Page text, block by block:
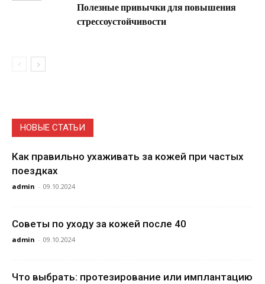
Полезные привычки для повышения
стрессоустойчивости
НОВЫЕ СТАТЬИ
Как правильно ухаживать за кожей при частых
поездках
admin - 09.10.2024
Советы по уходу за кожей после 40
admin - 09.10.2024
Что выбрать: протезирование или имплантацию